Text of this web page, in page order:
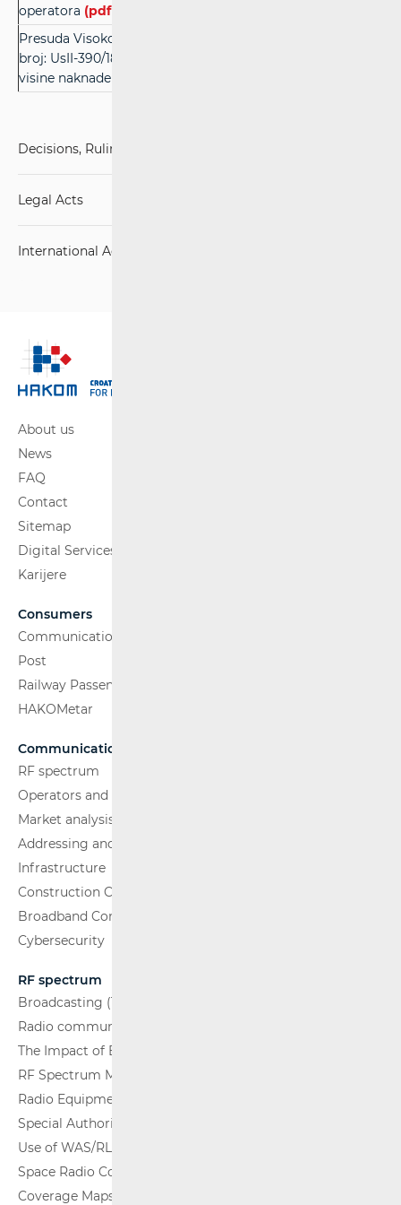
operatora (pdf)
Presuda Visokog upravnog suda Republike Hrvatske,
broj: UsII-390/18, radi utvrđivanja infrastrukturnog operatora
visine naknade za pravo puta (Grad Vukovar)
Decisions, Rulings and Judgements
Legal Acts
International Agreements
About us
News
FAQ
Contact
Sitemap
Digital Services Act
Karijere
Consumers
Communications Network
Post
Railway Passenger Transport
HAKOMetar
Communications Network
RF spectrum
Operators and Services
Market analysis
Addressing and numbering space
Infrastructure
Construction Conditions
Broadband Competence Office (BCO)
Cybersecurity
RF spectrum
Broadcasting (TV and FM)
Radio communications and Broadcasting
The Impact of Electromagnetic Fields (EMF)
RF Spectrum Monitoring
Radio Equipment
Special Authorisations
Use of WAS/RLAN Radio Equipment
Space Radio Communications
Coverage Maps